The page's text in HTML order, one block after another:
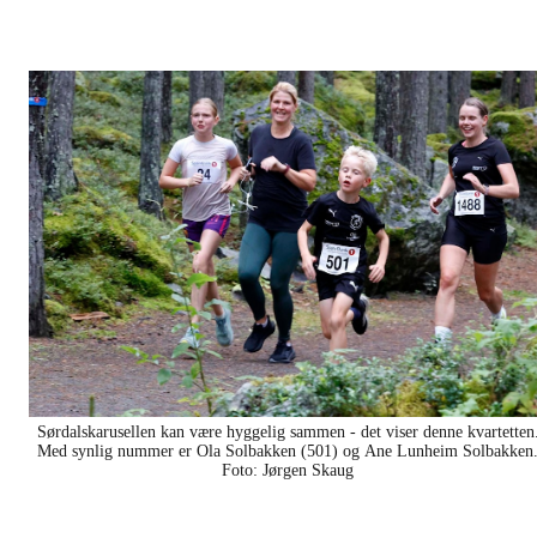
Sørdalskarusellen kan være hyggelig sammen - det viser denne
Foto: Jørgen Skaug